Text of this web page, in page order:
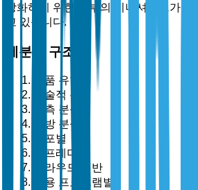
강화하기 위한 정부의 이니셔티브가
고 있습니다.
세분화 구조
제품 유형별
기술적 분석
예측 분석
처방 분석
배포별
온프레미스
클라우드 기반
응용 프로그램별